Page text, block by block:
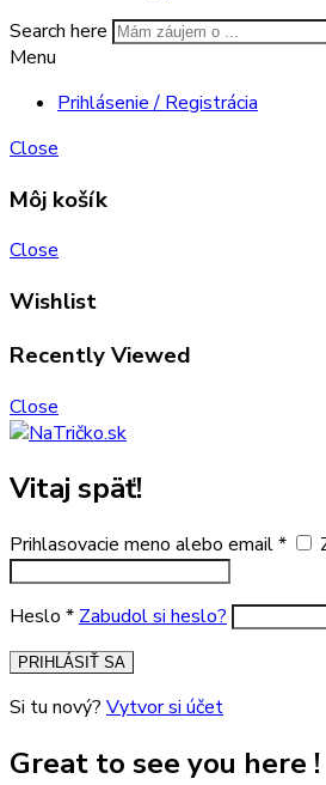
Search here
Menu
Prihlásenie / Registrácia
Close
Môj košík
Close
Wishlist
Recently Viewed
Close
Vitaj späť!
Prihlasovacie meno alebo email*
Heslo * Zabudol si heslo?
PRIHLÁSIŤ SA
Si tu nový? Vytvor si účet
Great to see you here !